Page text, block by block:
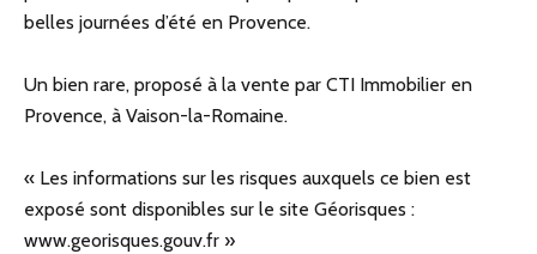
belles journées d’été en Provence.
Un bien rare, proposé à la vente par CTI Immobilier en
Provence, à Vaison-la-Romaine.
« Les informations sur les risques auxquels ce bien est
exposé sont disponibles sur le site Géorisques :
www.georisques.gouv.fr »